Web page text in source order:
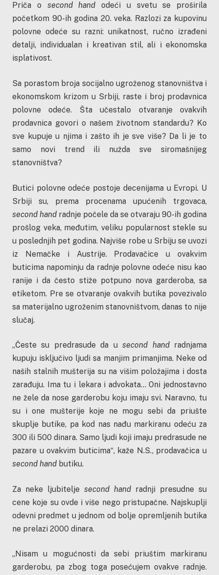
Priča o second hand odeći u svetu se proširila
početkom 90-ih godina 20. veka. Razlozi za kupovinu
polovne odeće su razni: unikatnost, ručno izrađeni
detalji, individualan i kreativan stil, ali i ekonomska
isplativost.
Sa porastom broja socijalno ugroženog stanovništva i
ekonomskom krizom u Srbiji, raste i broj prodavnica
polovne odeće. Šta učestalo otvaranje ovakvih
prodavnica govori o našem životnom standardu? Ko
sve kupuje u njima i zašto ih je sve više? Da li je to
samo novi trend ili nužda sve siromašnijeg
stanovništva?
Butici polovne odeće postoje decenijama u Evropi. U
Srbiji su, prema procenama upućenih trgovaca,
second hand radnje počele da se otvaraju 90-ih godina
prošlog veka, međutim, veliku popularnost stekle su
u poslednjih pet godina. Najviše robe u Srbiju se uvozi
iz Nemačke i Austrije. Prodavačice u ovakvim
buticima napominju da radnje polovne odeće nisu kao
ranije i da često stiže potpuno nova garderoba, sa
etiketom. Pre se otvaranje ovakvih butika povezivalo
sa materijalno ugroženim stanovništvom, danas to nije
slučaj.
„Česte su predrasude da usecond handradnjama
kupuju isključivo ljudi sa manjim primanjima. Neke od
naših stalnih mušterija su na višim položajima i dosta
zarađuju. Ima tu i lekara i advokata… Oni jednostavno
ne žele da nose garderobu koju imaju svi. Naravno, tu
su i one mušterije koje ne mogu sebi da priušte
skuplje butike, pa kod nas nađu markiranu odeću za
300 ili 500 dinara. Samo ljudi koji imaju predrasude ne
pazare u ovakvim buticima“, kaže N.S., prodavačica u
second hand butiku.
Za neke ljubitelje second hand radnji presudne su
cene koje su ovde i više nego pristupačne. Najskuplji
odevni predmet u jednom od bolje opremljenih butika
ne prelazi 2000 dinara.
„Nisam u mogućnosti da sebi priuštim markiranu
garderobu, pa zbog toga posećujem ovakve radnje.